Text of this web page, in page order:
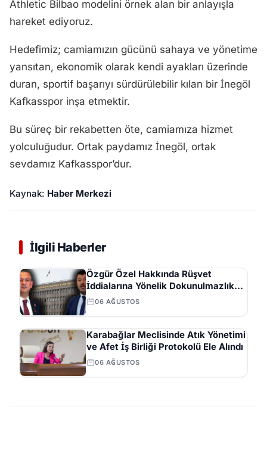
Athletic Bilbao modelini örnek alan bir anlayışla
hareket ediyoruz.
Hedefimiz; camiamızın gücünü sahaya ve yönetime
yansıtan, ekonomik olarak kendi ayakları üzerinde
duran, sportif başarıyı sürdürülebilir kılan bir İnegöl
Kafkasspor inşa etmektir.
Bu süreç bir rekabetten öte, camiamıza hizmet
yolculuğudur. Ortak paydamız İnegöl, ortak
sevdamız Kafkasspor’dur.
Kaynak: Haber Merkezi
İlgili Haberler
Özgür Özel Hakkında Rüşvet
İddialarına Yönelik Dokunulmazlık
Fezlekesi Düzenlendi
06 AĞUSTOS
Karabağlar Meclisinde Atık Yönetimi
ve Afet İş Birliği Protokolü Ele Alındı
06 AĞUSTOS